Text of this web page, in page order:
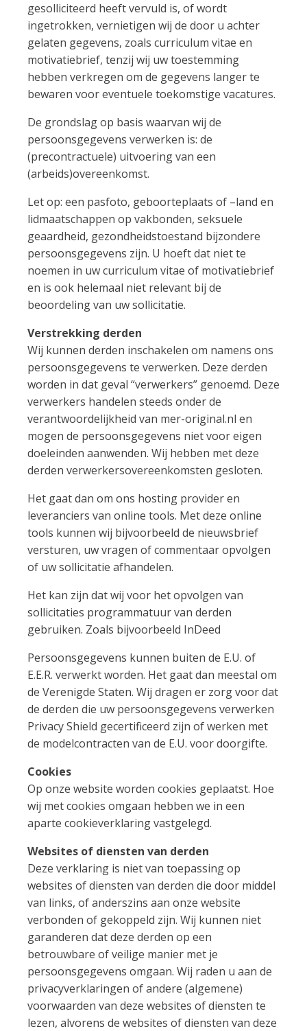
gesolliciteerd heeft vervuld is, of wordt
ingetrokken, vernietigen wij de door u achter
gelaten gegevens, zoals curriculum vitae en
motivatiebrief, tenzij wij uw toestemming
hebben verkregen om de gegevens langer te
bewaren voor eventuele toekomstige vacatures.
De grondslag op basis waarvan wij de
persoonsgegevens verwerken is: de
(precontractuele) uitvoering van een
(arbeids)overeenkomst.
Let op: een pasfoto, geboorteplaats of –land en
lidmaatschappen op vakbonden, seksuele
geaardheid, gezondheidstoestand bijzondere
persoonsgegevens zijn. U hoeft dat niet te
noemen in uw curriculum vitae of motivatiebrief
en is ook helemaal niet relevant bij de
beoordeling van uw sollicitatie.
Verstrekking derden
Wij kunnen derden inschakelen om namens ons
persoonsgegevens te verwerken. Deze derden
worden in dat geval “verwerkers” genoemd. Deze
verwerkers handelen steeds onder de
verantwoordelijkheid van mer-original.nl en
mogen de persoonsgegevens niet voor eigen
doeleinden aanwenden. Wij hebben met deze
derden verwerkersovereenkomsten gesloten.
Het gaat dan om ons hosting provider en
leveranciers van online tools. Met deze online
tools kunnen wij bijvoorbeeld de nieuwsbrief
versturen, uw vragen of commentaar opvolgen
of uw sollicitatie afhandelen.
Het kan zijn dat wij voor het opvolgen van
sollicitaties programmatuur van derden
gebruiken. Zoals bijvoorbeeld InDeed
Persoonsgegevens kunnen buiten de E.U. of
E.E.R. verwerkt worden. Het gaat dan meestal om
de Verenigde Staten. Wij dragen er zorg voor dat
de derden die uw persoonsgegevens verwerken
Privacy Shield gecertificeerd zijn of werken met
de modelcontracten van de E.U. voor doorgifte.
Cookies
Op onze website worden cookies geplaatst. Hoe
wij met cookies omgaan hebben we in een
aparte cookieverklaring vastgelegd.
Websites of diensten van derden
Deze verklaring is niet van toepassing op
websites of diensten van derden die door middel
van links, of anderszins aan onze website
verbonden of gekoppeld zijn. Wij kunnen niet
garanderen dat deze derden op een
betrouwbare of veilige manier met je
persoonsgegevens omgaan. Wij raden u aan de
privacyverklaringen of andere (algemene)
voorwaarden van deze websites of diensten te
lezen, alvorens de websites of diensten van deze